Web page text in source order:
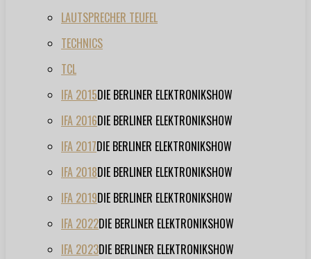
LAUTSPRECHER TEUFEL
TECHNICS
TCL
IFA 2015DIE BERLINER ELEKTRONIKSHOW
IFA 2016DIE BERLINER ELEKTRONIKSHOW
IFA 2017DIE BERLINER ELEKTRONIKSHOW
IFA 2018DIE BERLINER ELEKTRONIKSHOW
IFA 2019DIE BERLINER ELEKTRONIKSHOW
IFA 2022DIE BERLINER ELEKTRONIKSHOW
IFA 2023DIE BERLINER ELEKTRONIKSHOW